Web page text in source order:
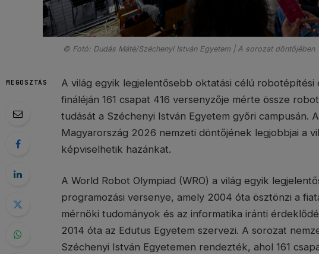
© Fotó: Dudás Máté/Széchenyi István Egyetem | A sorozat döntőjében
MEGOSZTÁS
A világ egyik legjelentősebb oktatási célú robotépítési
fináléján 161 csapat 416 versenyzője mérte össze
tudását a Széchenyi István Egyetem győri campusán.
Magyarország 2026 nemzeti döntőjének legjobbjai a
képviselhetik hazánkat.
A World Robot Olympiad (WRO) a világ egyik
programozási versenye, amely 2004 óta ösztönzi a
mérnöki tudományok és az informatika iránti
2014 óta az Edutus Egyetem szervezi. A sorozat
Széchenyi István Egyetemen rendezték, ahol 161